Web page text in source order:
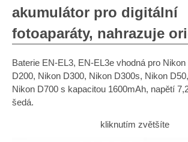
akumulátor pro digitální
fotoaparáty, nahrazuje
Baterie EN-EL3, EN-EL3e vhodná pro
D200, Nikon D300, Nikon D300s, Nikon
Nikon D700 s kapacitou 1600mAh, napětí
šedá.
kliknutím zvětšíte